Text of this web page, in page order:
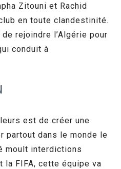
Zitouni et Rachid
en toute clandestinité.
rejoindre l’Algérie pour
conduit à
est de créer une
partout dans le monde le
moult interdictions
la FIFA, cette équipe va